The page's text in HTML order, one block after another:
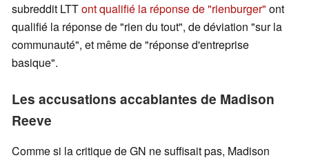
subreddit LTTont qualifié la réponse de "rienburger" ont
qualifié la réponse de "rien du tout", de déviation "sur la
communauté", et même de "réponse d'entreprise
basique".
Les accusations accablantes de Madison
Reeve
Comme si la critique de GN ne suffisait pas, Madison